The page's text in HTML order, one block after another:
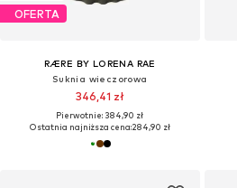
OFERTA
RÆRE BY LORENA RAE
Suknia wieczorowa
346,41 zł
Pierwotnie: 384,90 zł
Ostatnia najniższa cena:284,90 zł